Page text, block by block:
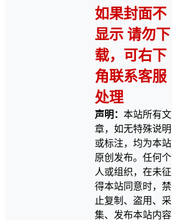
如果封面不
显示 请勿下
载，可右下
角联系客服
处理
声明： 本站所有文
章，如无特殊说明
或标注，均为本站
原创发布。任何个
人或组织，在未征
得本站同意时，禁
止复制、盗用、采
集、发布本站内容